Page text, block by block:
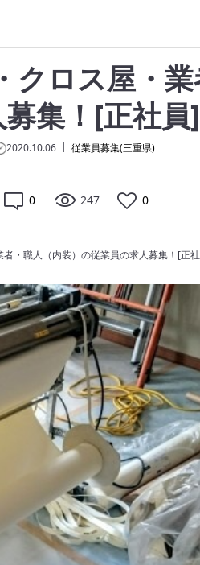
ロス屋・
集！[正社員]
2020.10.06 従業員募集(三重県)
0 247 0
・職人（内装）の従業員の求人募集！[正